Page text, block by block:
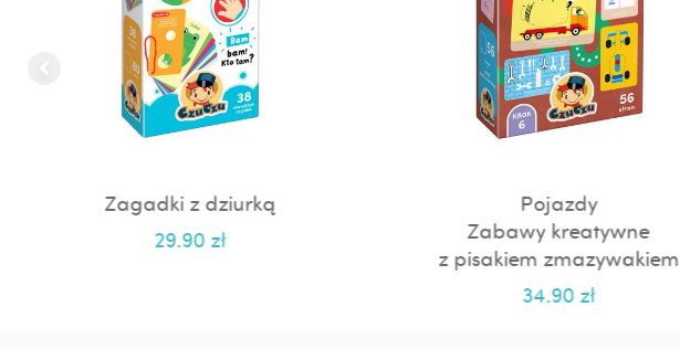
Zagadki z dziurką
29.90 zł
Pojazdy
Zabawy kreatywne
z pisakiem zmazywakiem
34.90 zł